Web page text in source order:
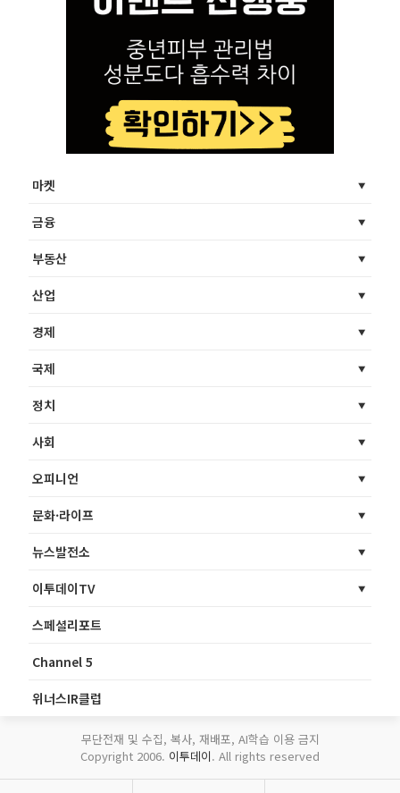
마켓
금융
부동산
산업
경제
국제
정치
사회
오피니언
문화·라이프
뉴스발전소
이투데이TV
스페셜리포트
Channel 5
위너스IR클럽
무단전재 및 수집, 복사, 재배포, AI학습 이용 금지
Copyright 2006. 이투데이. All rights reserved